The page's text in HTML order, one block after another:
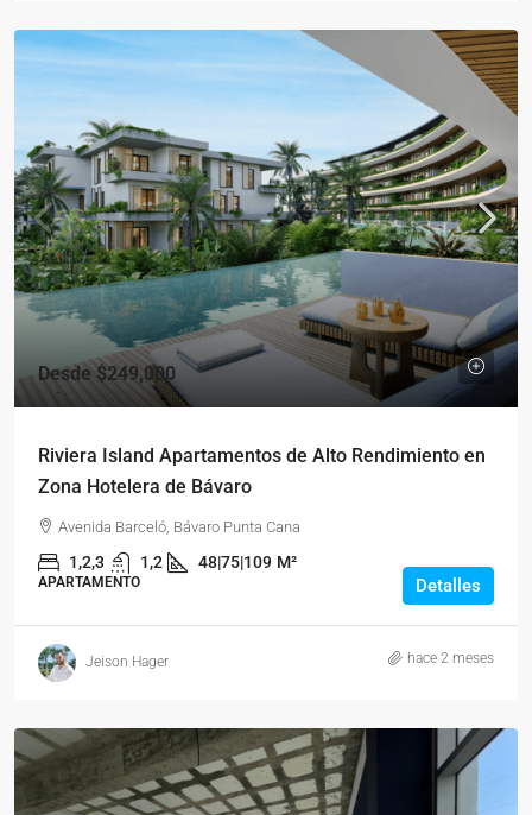
Desde$249,000
Riviera Island Apartamentos de Alto Rendimiento en
Zona Hotelera de Bávaro
Avenida Barceló, Bávaro Punta Cana
1,2,3 1,2 48|75|109 M²
APARTAMENTO Detalles
Jeison Hager hace 2 meses